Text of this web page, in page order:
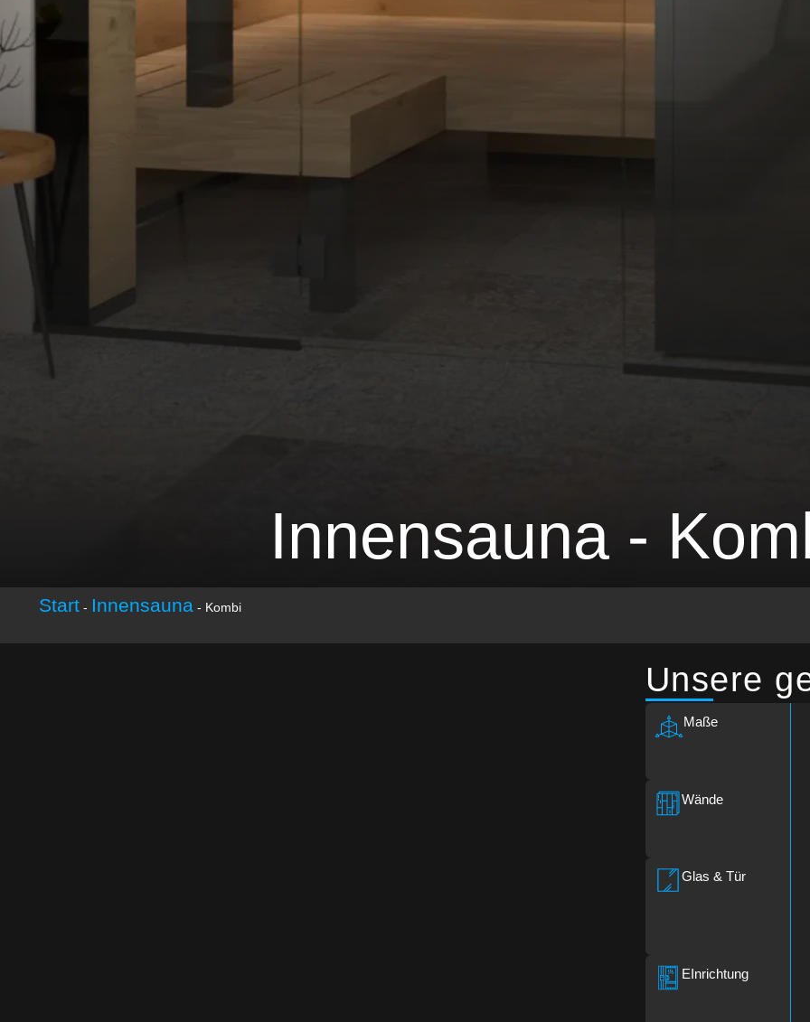
Innensauna -
Start- Innensauna- Kombi
Unsere
Maße
Wände
Glas & Tür
EInrich­tung